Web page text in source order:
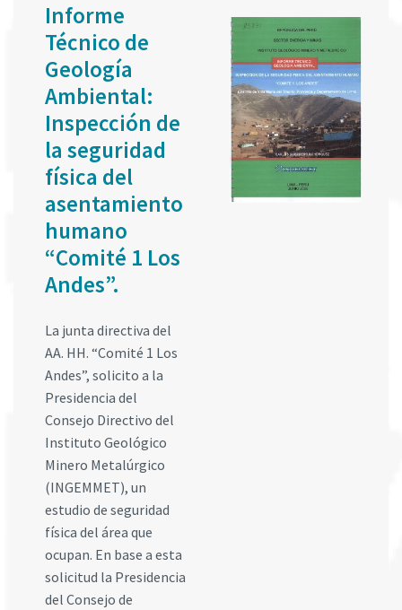
Informe
Técnico de
Geología
Ambiental:
Inspección de
la seguridad
física del
asentamiento
humano
“Comité 1 Los
Andes”.
La junta directiva del
AA. HH. “Comité 1 Los
Andes”, solicito a la
Presidencia del
Consejo Directivo del
Instituto Geológico
Minero Metalúrgico
(INGEMMET), un
estudio de seguridad
física del área que
ocupan. En base a esta
solicitud la Presidencia
del Consejo de